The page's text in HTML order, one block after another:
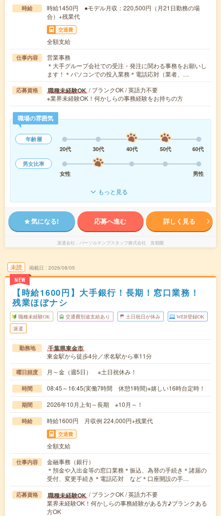
時給
時給1450円 ●モデル月収：220,500円（月21日勤務の場
合）+残業代
交通費
全額支給
仕事内容
営業事務
＊大手グループ会社での受注・発注に関わる事務をお願いし
ます！＊パソコンでの投入業務＊電話応対（業者、…
応募資格 職種未経験OK / ブランクOK / 英語力不要
※業界未経験OK！何かしらの事務経験をお持ちの方
職場の雰囲気
年齢層
20代
30代 40代 50代
60代
男女比率
女性
男性
もっと見る
気になる! 応募へ進む 詳しく見る
派遣会社 パーソルテンプスタッフ株式会社 首都圏
未読
NEW
掲載日 2026/08/05
【時給1600円】大手銀行！長期！窓口業務！
残業ほぼナシ
職種未経験OK 交通費別途支給あり 土日祝日が休み WEB登録OK
派遣
勤務地 千葉県東金市
東金駅から徒歩4分／求名駅から車11分
曜日頻度 月～金（週5日） ※土日祝休み！
時間 08:45～16:45(実働7時間 休憩1時間)※嬉しい16時台定時！
期間 2026年10月上旬～長期 ※10月～！
時給 時給1600円 月収例 224,000円+残業代
交通費
全額支給
仕事内容
金融事務（銀行）
＊預金や入出金等の窓口業務＊振込、為替の手続き＊諸届の
受付、変更手続き＊電話応対 など＊口座開設の手…
応募資格 職種未経験OK / ブランクOK / 英語力不要
業界未経験OK！何かしらの事務経験がある方♪ブランクある
方OK